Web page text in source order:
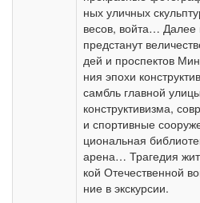
ных улич­ных
ве­сов, вой­та…
пред­ста­нут
дей и про­спек­тов
ния эпо­хи
самбль глав­ной
кон­ст­рук­ти­виз­ма,
и спор­тив­ные
ци­о­наль­ная
арена… Трагедия
кой Оте­че­ствен­ной
ние в экс­кур­сии.